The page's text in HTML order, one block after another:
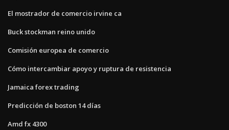
El mostrador de comercio irvine ca
Buck stockman reino unido
Comisión europea de comercio
Cómo intercambiar apoyo y ruptura de resistencia
Jamaica forex trading
Predicción de boston 14 días
Amd fx 4300